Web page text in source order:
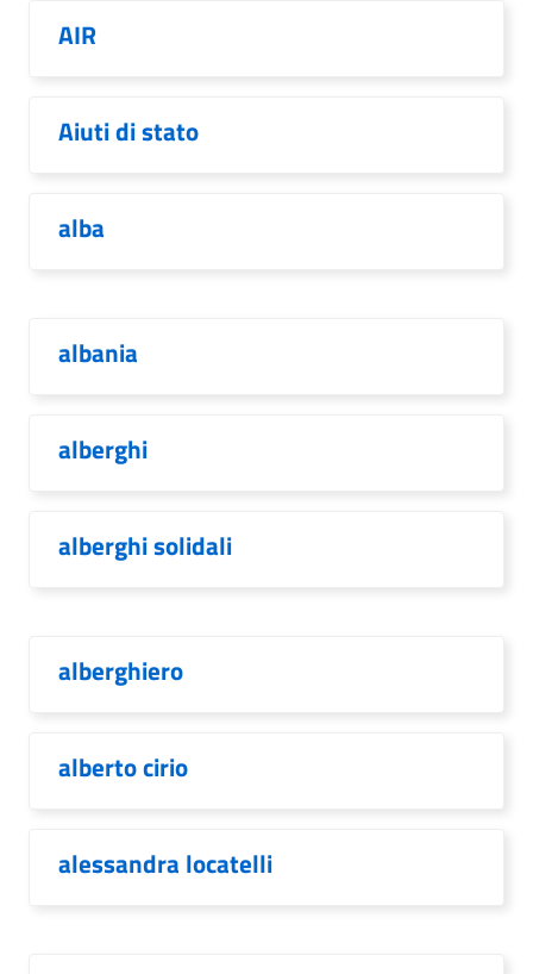
AIR
Aiuti di stato
alba
albania
alberghi
alberghi solidali
alberghiero
alberto cirio
alessandra locatelli